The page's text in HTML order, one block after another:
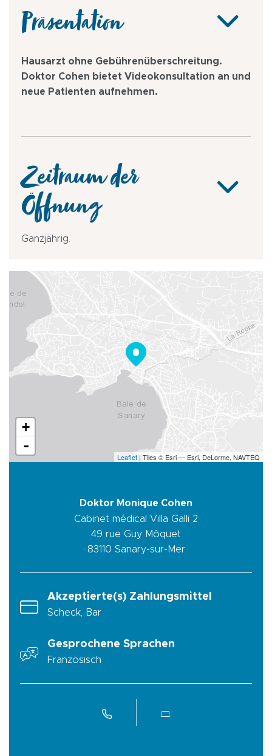
Präsentation
Hausarzt ohne Gebührenüberschreitung.
Doktor Cohen bietet Videokonsultation an und
neue Patienten aufnehmen.
Zeitraum der
Öffnung
Ganzjährig.
+
-
Leaflet | Tiles © Esri — Esri, DeLorme, NAVTEQ
Doktor Monique Cohen
Cabinet médical Villa Galli 2
49 rue Guy Môquet
83110 Sanary-sur-Mer
Akzeptierte(s) Zahlungsmittel
Scheck, Bar
Gesprochene Sprachen
Französisch